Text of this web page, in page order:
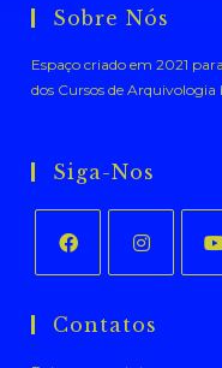
Sobre Nós
Espaço criado em 2021
dos Cursos de
Siga-Nos
em
em
Contatos